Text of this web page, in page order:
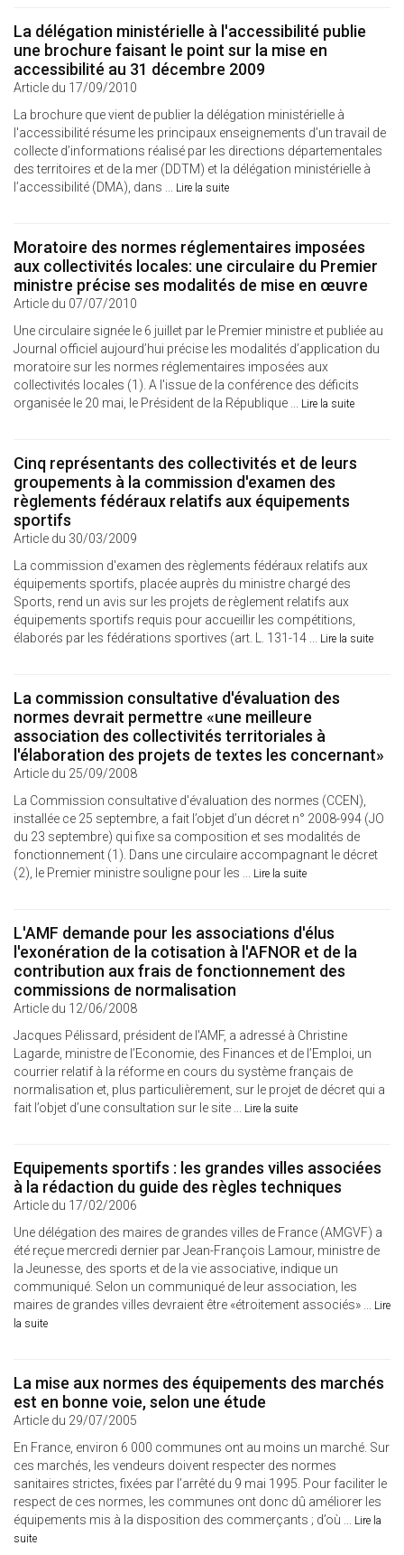
La délégation ministérielle à l'accessibilité publie
une brochure faisant le point sur la mise en
accessibilité au 31 décembre 2009
Article du 17/09/2010
La brochure que vient de publier la délégation ministérielle à
l'accessibilité résume les principaux enseignements d’un travail de
collecte d’informations réalisé par les directions départementales
des territoires et de la mer (DDTM) et la délégation ministérielle à
l’accessibilité (DMA), dans ... Lire la suite
Moratoire des normes réglementaires imposées
aux collectivités locales: une circulaire du Premier
ministre précise ses modalités de mise en œuvre
Article du 07/07/2010
Une circulaire signée le 6 juillet par le Premier ministre et publiée au
Journal officiel aujourd’hui précise les modalités d’application du
moratoire sur les normes réglementaires imposées aux
collectivités locales (1). A l'issue de la conférence des déficits
organisée le 20 mai, le Président de la République ... Lire la suite
Cinq représentants des collectivités et de leurs
groupements à la commission d'examen des
règlements fédéraux relatifs aux équipements
sportifs
Article du 30/03/2009
La commission d'examen des règlements fédéraux relatifs aux
équipements sportifs, placée auprès du ministre chargé des
Sports, rend un avis sur les projets de règlement relatifs aux
équipements sportifs requis pour accueillir les compétitions,
élaborés par les fédérations sportives (art. L. 131-14 ... Lire la suite
La commission consultative d'évaluation des
normes devrait permettre «une meilleure
association des collectivités territoriales à
l'élaboration des projets de textes les concernant»
Article du 25/09/2008
La Commission consultative d'évaluation des normes (CCEN),
installée ce 25 septembre, a fait l’objet d’un décret n° 2008-994 (JO
du 23 septembre) qui fixe sa composition et ses modalités de
fonctionnement (1). Dans une circulaire accompagnant le décret
(2), le Premier ministre souligne pour les ... Lire la suite
L'AMF demande pour les associations d'élus
l'exonération de la cotisation à l'AFNOR et de la
contribution aux frais de fonctionnement des
commissions de normalisation
Article du 12/06/2008
Jacques Pélissard, président de l'AMF, a adressé à Christine
Lagarde, ministre de l’Economie, des Finances et de l’Emploi, un
courrier relatif à la réforme en cours du système français de
normalisation et, plus particulièrement, sur le projet de décret qui a
fait l’objet d’une consultation sur le site ... Lire la suite
Equipements sportifs : les grandes villes associées
à la rédaction du guide des règles techniques
Article du 17/02/2006
Une délégation des maires de grandes villes de France (AMGVF) a
été reçue mercredi dernier par Jean-François Lamour, ministre de
la Jeunesse, des sports et de la vie associative, indique un
communiqué. Selon un communiqué de leur association, les
maires de grandes villes devraient être «étroitement associés» ... Lire
la suite
La mise aux normes des équipements des marchés
est en bonne voie, selon une étude
Article du 29/07/2005
En France, environ 6 000 communes ont au moins un marché. Sur
ces marchés, les vendeurs doivent respecter des normes
sanitaires strictes, fixées par l’arrêté du 9 mai 1995. Pour faciliter le
respect de ces normes, les communes ont donc dû améliorer les
équipements mis à la disposition des commerçants ; d’où ... Lire la
suite